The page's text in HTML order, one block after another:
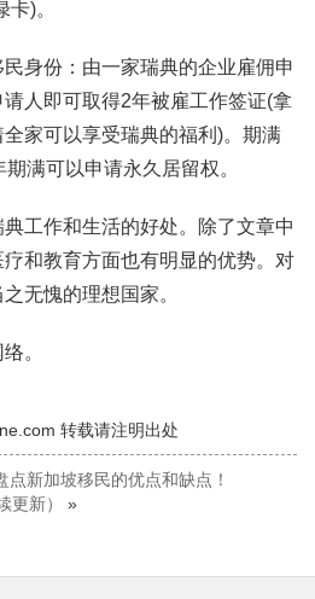
)。
身份：由一家瑞典的企业雇佣申
人即可取得2年被雇工作签证(拿
家可以享受瑞典的福利)。期满
满可以申请永久居留权。
工作和生活的好处。除了文章中
和教育方面也有明显的优势。对
无愧的理想国家。
。
转载请注明出处
新加坡移民的优点和缺点！
更新）
»